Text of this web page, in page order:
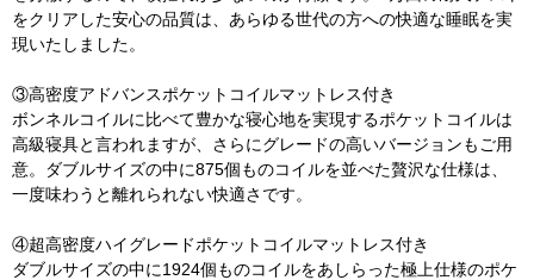
をクリアした安心の品質は、あらゆる世代の方への快適な睡眠を実
現いたしました。
③高密度アドバンスポケットコイルマットレス付き
ボンネルコイルに比べて豊かな寝心地を実現するポケットコイルは
高級寝具と言われますが、さらにグレードの高いバージョンもご用
意。ダブルサイズの中に875個ものコイルを並べた贅沢な仕様は、
一度味わうと離れられない快適さです。
④超高密度ハイグレードポケットコイルマットレス付き
ダブルサイズの中に1924個ものコイルをあしらった極上仕様のポケ